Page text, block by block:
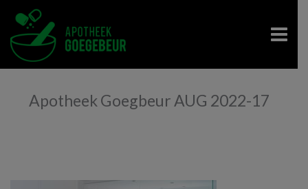
Apotheek Goegbeur AUG 2022-17